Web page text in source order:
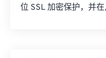
位 SSL 加密保护，并在